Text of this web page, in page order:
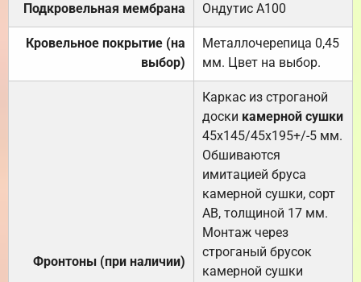
Подкровельная мембрана Ондутис А100
Кровельное покрытие (на
выбор)
Металлочерепица 0,45
мм. Цвет на выбор.
Фронтоны (при наличии)
Каркас из строганой
доски камерной сушки
45х145/45х195+/-5 мм.
Обшиваются
имитацией бруса
камерной сушки, сорт
АВ, толщиной 17 мм.
Монтаж через
строганый брусок
камерной сушки